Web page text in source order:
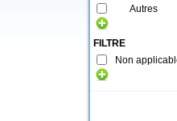
Autres
FILTRE
Non